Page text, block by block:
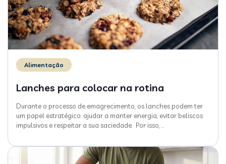
Alimentação
Lanches para colocar na rotina
Durante o processo de emagrecimento, os lanches podem ter
um papel estratégico: ajudar a manter energia, evitar beliscos
impulsivos e respeitar a sua saciedade. Por isso,